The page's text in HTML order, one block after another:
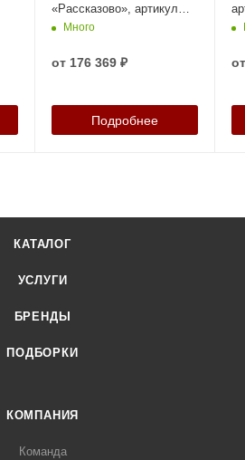
«Рассказово», артикул
25064
Много
от 176 369 ₽
Подробнее
КАТАЛОГ
УСЛУГИ
БРЕНДЫ
ПОДБОРКИ
КОМПАНИЯ
Команда